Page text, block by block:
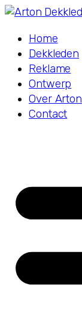
Home
Dekkleden
Reklame
Ontwerp
Over Arton
Contact